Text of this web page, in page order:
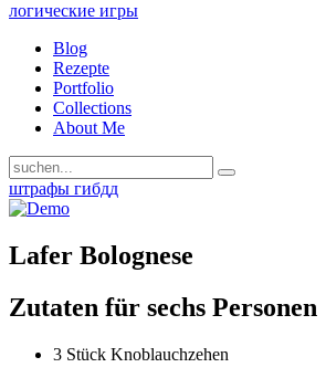
логические игры
Blog
Rezepte
Portfolio
Collections
About Me
штрафы гибдд
Lafer Bolognese
Zutaten für sechs Personen
3 Stück Knoblauchzehen